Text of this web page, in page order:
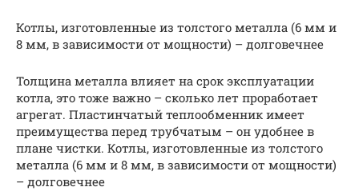
Котлы, изготовленные из толстого металла (6 мм и
8 мм, в зависимости от мощности) – долговечнее
Толщина металла влияет на срок эксплуатации
котла, это тоже важно – сколько лет проработает
агрегат. Пластинчатый теплообменник имеет
преимущества перед трубчатым – он удобнее в
плане чистки. Котлы, изготовленные из толстого
металла (6 мм и 8 мм, в зависимости от мощности)
– долговечнее